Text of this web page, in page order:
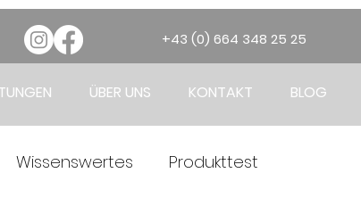
+43 (0) 664 348 25 25
ÜBER UNS KONTAKT BLOG
Wissenswertes Produkttest